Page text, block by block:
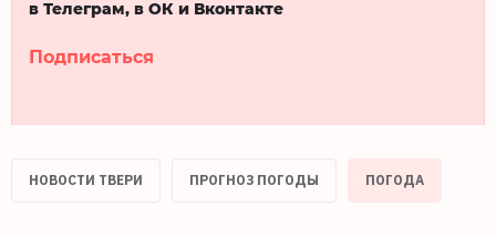
в Телеграм, в ОК и Вконтакте
Подписаться
НОВОСТИ ТВЕРИ ПРОГНОЗ ПОГОДЫ ПОГОДА